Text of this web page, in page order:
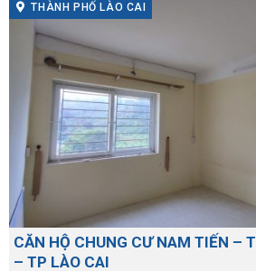
THÀNH PHỐ LÀO CAI
CĂN HỘ CHUNG CƯ NAM TIẾN –
– TP LÀO CAI